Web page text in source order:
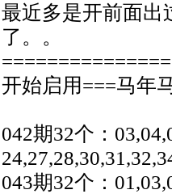
最近多是开前面出
了。。
开始启用===马年
042期32个：
043期32个：